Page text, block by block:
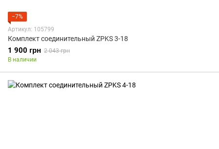
−7%
Артикул: 105799
Комплект соединительный ZPKS 3-18
1 900 грн 2 043 грн
В наличии